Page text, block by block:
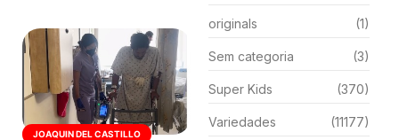
JOAQUIN DEL CASTILLO
originals (1)
Sem categoria (3)
Super Kids (370)
Variedades (11177)